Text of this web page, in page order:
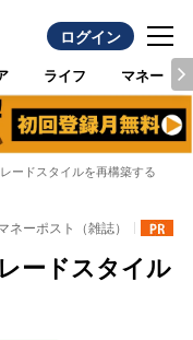
ログイン
ライフ マネー
ードスタイルを再構築する
ネーポスト（雑誌）
ードスタイル